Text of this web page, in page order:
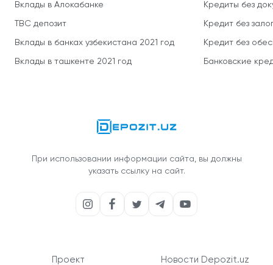
Вклады в Алокабанке
TBC депозит
Вклады в банках узбекистана 2021 год
Вклады в ташкенте 2021 год
Кредиты без
Кредит без
Кредит без
Банковские
При использовании информации сайта, вы должны
указать ссылку на сайт.
Проект Новости Depozit.uz